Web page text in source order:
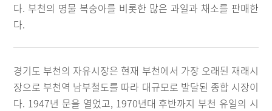
다. 부천의 명물 복숭아를 비롯한 많은 과일과 채소를 판매한
다.
경기도 부천의 자유시장은 현재 부천에서 가장 오래된 재래시
장으로 부천역 남부철도를 따라 대규모로 발달된 종합 시장이
다. 1947년 문을 열었고, 1970년대 후반까지 부천 유일의 시